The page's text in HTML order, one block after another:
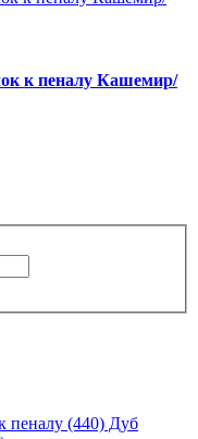
к пеналу Кашемир/